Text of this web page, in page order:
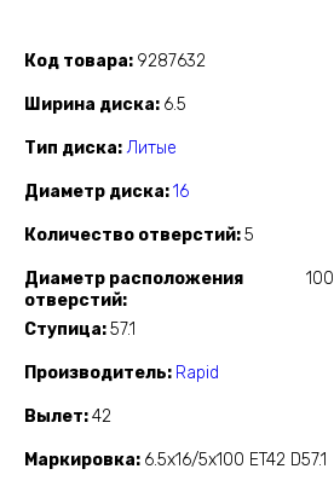
Код товара 9287632
Ширина диска 6.5
Тип диска Литые
Диаметр диска 16
Количество отверстий 5
Диаметр расположения
отверстий
100
Ступица 57.1
Производитель Rapid
Вылет 42
Маркировка 6.5x16/5x100 ET42 D57.1